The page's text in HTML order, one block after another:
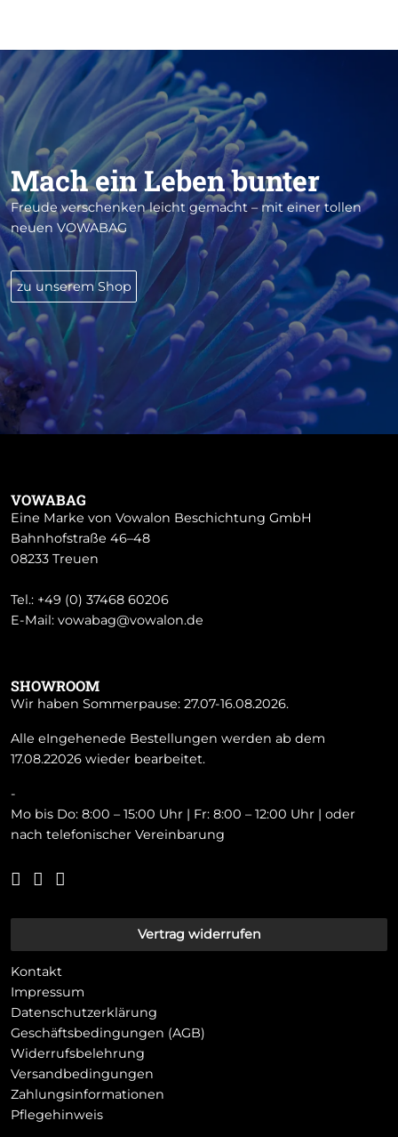
Mach ein Leben bunter
Freude verschenken leicht gemacht – mit einer tollen
neuen VOWABAG
zu unserem Shop
VOWABAG
Eine Marke von Vowalon Beschichtung GmbH
Bahnhofstraße 46–48
08233 Treuen
Tel.: +49 (0) 37468 60206
E-Mail: vowabag@vowalon.de
SHOWROOM
Wir haben Sommerpause: 27.07-16.08.2026.
Alle eIngehenede Bestellungen werden ab dem
17.08.22026 wieder bearbeitet.
-
Mo bis Do: 8:00 – 15:00 Uhr | Fr: 8:00 – 12:00 Uhr | oder
nach telefonischer Vereinbarung
Vertrag widerrufen
Kontakt
Impressum
Datenschutzerklärung
Geschäftsbedingungen (AGB)
Widerrufsbelehrung
Versandbedingungen
Zahlungsinformationen
Pflegehinweis